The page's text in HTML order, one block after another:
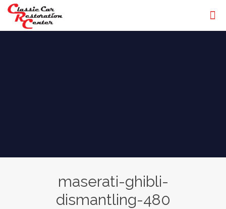
maserati-ghibli-
dismantling-480